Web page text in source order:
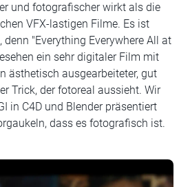
und fotografischer wirkt als die
VFX-lastigen Filme. Es ist
denn "Everything Everywhere All at
ein sehr digitaler Film mit
ästhetisch ausgearbeiteter, gut
Trick, der fotoreal aussieht. Wir
in C4D und Blender präsentiert
dass es fotografisch ist.